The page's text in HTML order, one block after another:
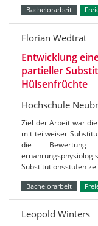
Bachelorarbeit
Florian Wedtrat
Entwicklung
partieller
Hülsenfrüchte
Hochschule
Ziel der Arbeit war
mit teilweiser
die Bewertung
Substitutionsstufen
Bachelorarbeit
Leopold Winters